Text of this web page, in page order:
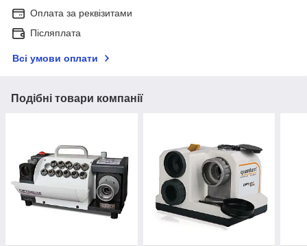
Оплата за реквізитами
Післяплата
Всі умови оплати
Подібні товари компанії